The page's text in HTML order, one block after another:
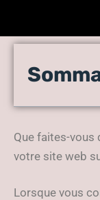
copie
Que faites-vous
votre site web
Lorsque vous